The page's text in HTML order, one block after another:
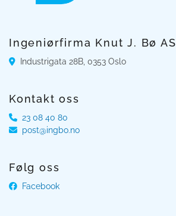
Ingeniørfirma Knut J. Bø AS
 Industrigata 28B, 0353 Oslo
Kontakt oss
 23 08 40 80
 post@ingbo.no
Følg oss
 Facebook